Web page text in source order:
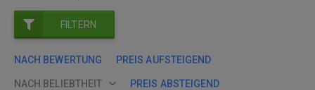
FILTERN
NACH BEWERTUNG PREIS AUFSTEIGEND
NACH BELIEBTHEIT PREIS ABSTEIGEND